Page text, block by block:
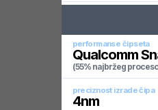
performanse čipseta
Qualcomm
(55% najbržeg
preciznost izrade čipa
4nm